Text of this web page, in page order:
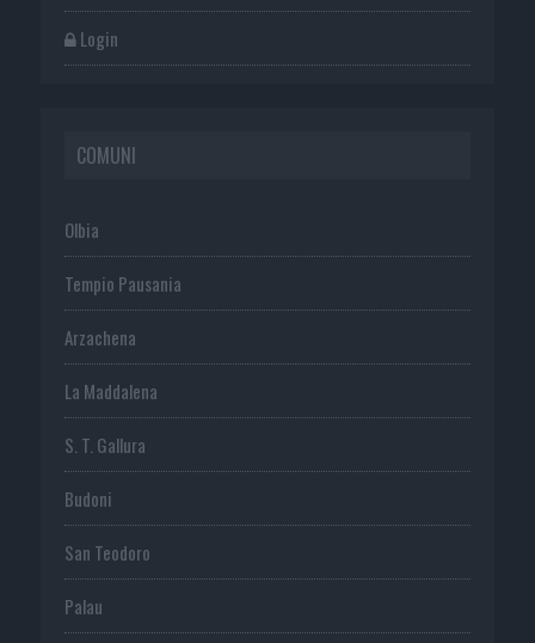
Login
COMUNI
Olbia
Tempio Pausania
Arzachena
La Maddalena
S. T. Gallura
Budoni
San Teodoro
Palau